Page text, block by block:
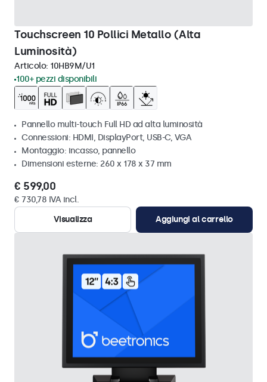
Touchscreen 10 Pollici Metallo (Alta
Luminosità)
Articolo: 10HB9M/U1
100+ pezzi disponibili
Pannello multi-touch Full HD ad alta luminosità
Connessioni: HDMI, DisplayPort, USB-C, VGA
Montaggio: incasso, pannello
Dimensioni esterne: 260 x 178 x 37 mm
€ 599,00
€ 730,78 IVA incl.
Visualizza
Aggiungi al carrello